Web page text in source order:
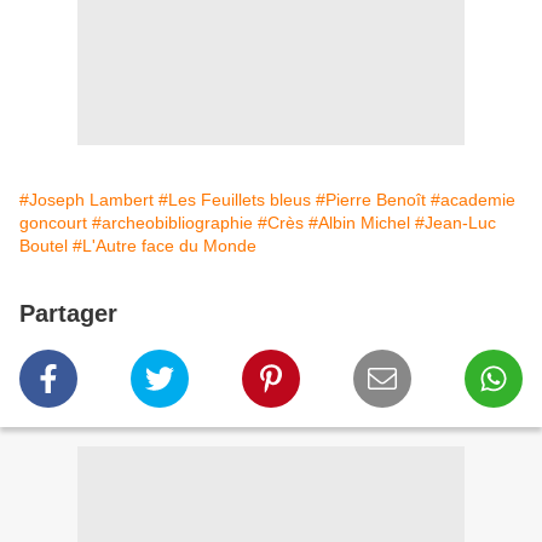
#Joseph Lambert #Les Feuillets bleus #Pierre Benoît #academie
goncourt #archeobibliographie #Crès #Albin Michel #Jean-Luc
Boutel #L'Autre face du Monde
Partager